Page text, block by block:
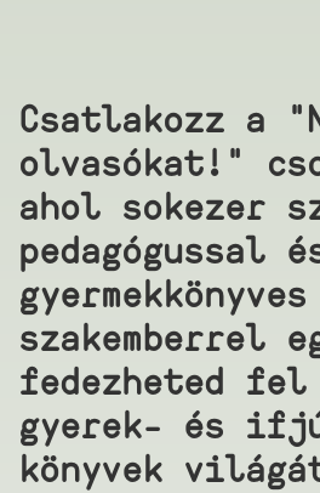
Csatlakozz a
olvasókat!"
ahol sokezer
pedagógussal
gyermekkönyves
szakemberrel
fedezheted
gyerek- és
könyvek